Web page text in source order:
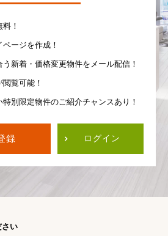
！
ページを作成！
う 新着・価格変更物件を メール配信！
閲覧可能！
特別限定物件のご紹介チャンスあり！
録 ログイン
さい